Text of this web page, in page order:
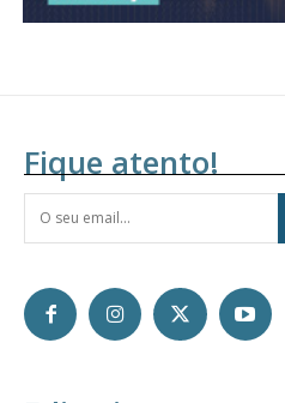
Fique atento!